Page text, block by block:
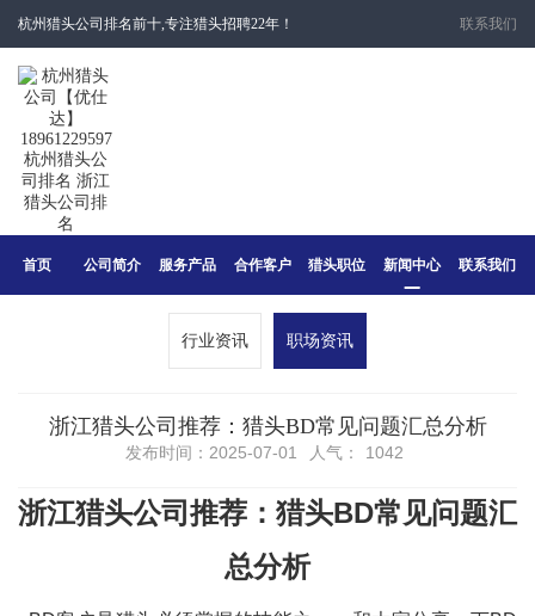
杭州猎头公司排名前十,专注猎头招聘22年！ 联系我们
首页 公司简介 服务产品 合作客户 猎头职位 新闻中心 联系我们
行业资讯 职场资讯
浙江猎头公司推荐：猎头BD常见问题汇总分析
发布时间：2025-07-01 人气： 1042
浙江猎头公司推荐：猎头BD常见问题汇
总分析